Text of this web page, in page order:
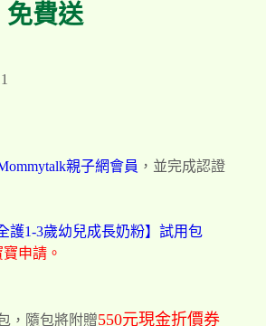
免費送
親子網會員 ，並完成認證
全護1-3歲幼兒成長奶粉】試用包
申請。
，隨包將附贈550元現金折價券